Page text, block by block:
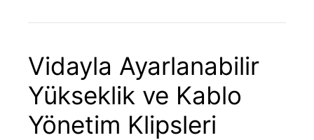
Vidayla Ayarlanabilir
Yükseklik ve Kablo
Yönetim Klipsleri